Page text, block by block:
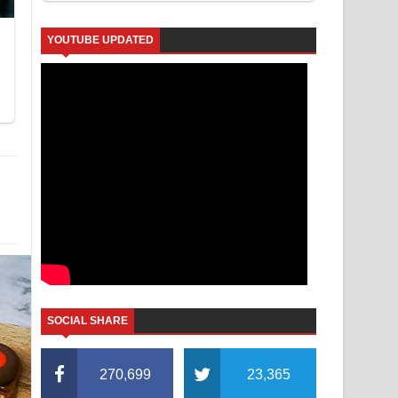
YOUTUBE UPDATED
SOCIAL SHARE
270,699 23,365